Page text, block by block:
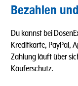
Bezahlen
Du kannst bei
Kreditkarte, PayPal,
Zahlung läuft über
Käuferschutz.